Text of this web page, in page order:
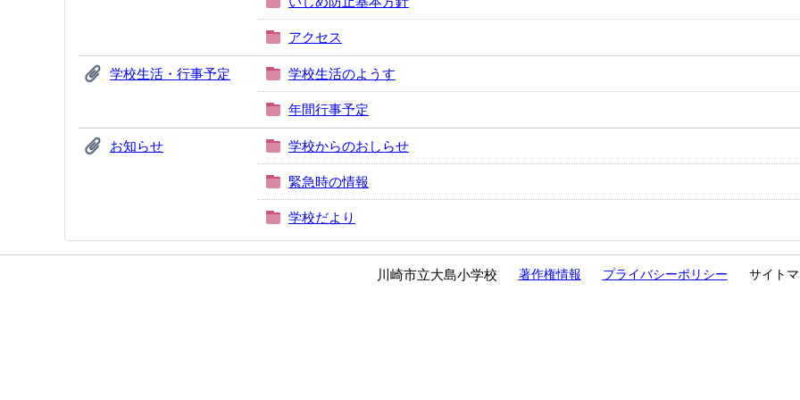
アクセス
学校生活・行事予定 学校生活のようす
年間行事予定
お知らせ 学校からのおしらせ
緊急時の情報
学校だより
川崎市立大島小学校 著作権情報 プライバシーポリシー サイト